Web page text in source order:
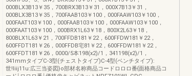
000BLX3B13￥35，700BRX3B13￥31，000X7B13￥31，
000BLX3B13￥35，700FAAB103￥100，000FAAW103￥100，
000FAAT103￥100，000FAAB103￥100，000FAAW103￥100，
000FAAT103￥100，000BRX1L63￥18，800X2L63￥18，
800BLX1L63￥21，700FFDB181￥22，600FFDW181￥22，
600FFDT181￥26，000FFDB宅81￥22，600FFDW181￥22，
600FFDT181￥26，0000/5本198(x2)/1，341198(x2)/1，
341mmタイプC-3型(チェス卜タイプ)C-4型(ベンチタイプ):
世!liij11u:広三当姿図}o部材名称商品コードロロロ番{面格商品コ